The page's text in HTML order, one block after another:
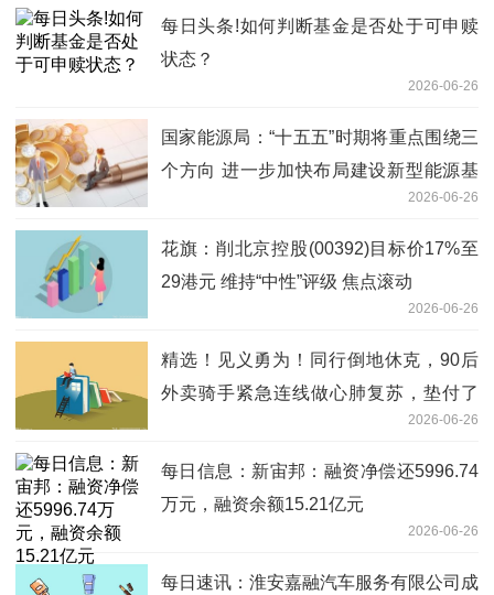
每日头条!如何判断基金是否处于可申赎
状态？
2026-06-26
国家能源局：“十五五”时期将重点围绕三
个方向 进一步加快布局建设新型能源基
2026-06-26
花旗：削北京控股(00392)目标价17%至
29港元 维持“中性”评级 焦点滚动
2026-06-26
精选！见义勇为！同行倒地休克，90后
外卖骑手紧急连线做心肺复苏，垫付了
2026-06-26
每日信息：新宙邦：融资净偿还5996.74
万元，融资余额15.21亿元
2026-06-26
每日速讯：淮安嘉融汽车服务有限公司成